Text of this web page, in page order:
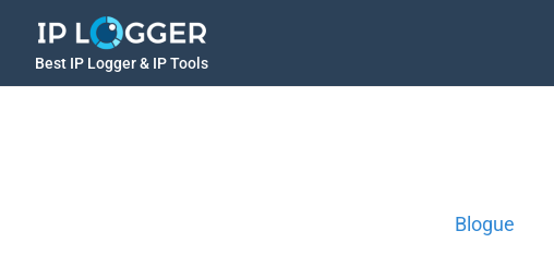
Best IP Logger & IP Tools
Blogue